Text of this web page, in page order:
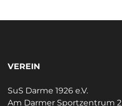
VEREIN
SuS Darme 1926 e.V.
Am Darmer Sportzentrum 2